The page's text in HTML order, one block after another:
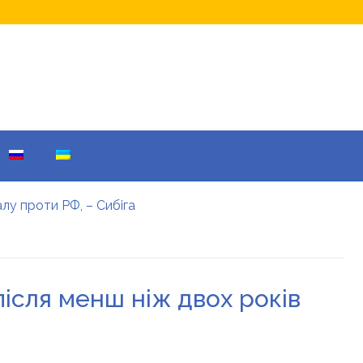
проти РФ, – Сибіга
чемпіонів
менш ніж двох років